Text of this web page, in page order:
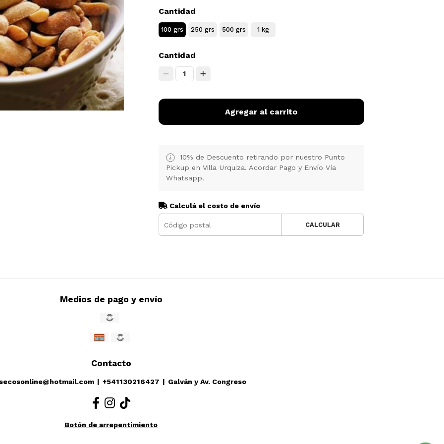
Cantidad
100 grs 250 grs 500 grs 1 kg
Cantidad
1
Agregar al carrito
10% de Descuento retirando por nuestro Punto
Pickup en Villa Urquiza. Acordar Pago y Envío Vía
Whatsapp.
Calculá el costo de envío
CALCULAR
Medios de pago y envío
Contacto
| +541130216427 | Galván y Av. Congreso
Botón de arrepentimiento